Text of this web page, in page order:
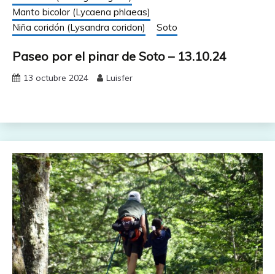
Manto bicolor (Lycaena phlaeas)
Niña coridón (Lysandra coridon)
Soto
Paseo por el pinar de Soto – 13.10.24
13 octubre 2024 Luisfer